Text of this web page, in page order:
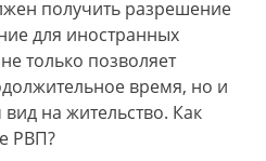
получить разрешение
для иностранных
только позволяет
время, но и
на жительство. Как
РВП?